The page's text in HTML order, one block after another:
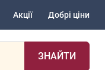
Акції Добрі ціни
ЗНАЙТИ